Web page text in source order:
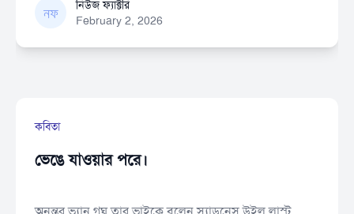
নিউজ ফ্যাক্টরিনিউজ ফ্যাক্টরি
February 2, 2026
কবিতা
ভেঙে যাওয়ার পরে।